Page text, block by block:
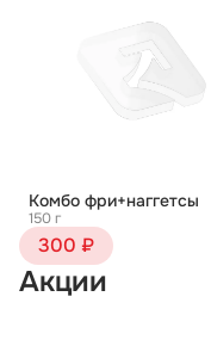
Комбо фри+наггетсы
150 г
300 ₽
Акции